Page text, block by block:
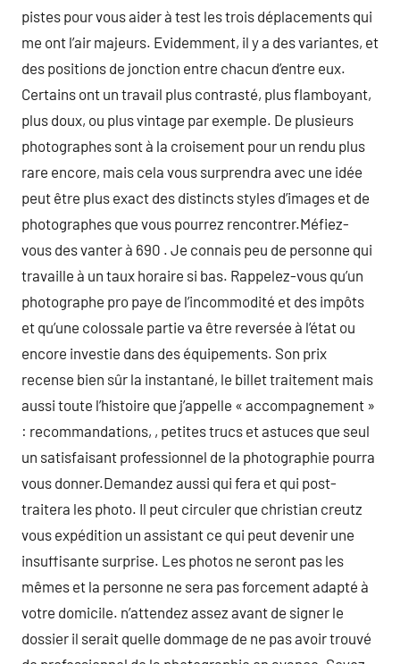
pistes pour vous aider à test les trois déplacements qui
me ont l’air majeurs. Evidemment, il y a des variantes, et
des positions de jonction entre chacun d’entre eux.
Certains ont un travail plus contrasté, plus flamboyant,
plus doux, ou plus vintage par exemple. De plusieurs
photographes sont à la croisement pour un rendu plus
rare encore, mais cela vous surprendra avec une idée
peut être plus exact des distincts styles d’images et de
photographes que vous pourrez rencontrer.Méfiez-
vous des vanter à 690 . Je connais peu de personne qui
travaille à un taux horaire si bas. Rappelez-vous qu’un
photographe pro paye de l’incommodité et des impôts
et qu’une colossale partie va être reversée à l’état ou
encore investie dans des équipements. Son prix
recense bien sûr la instantané, le billet traitement mais
aussi toute l’histoire que j’appelle « accompagnement »
: recommandations, , petites trucs et astuces que seul
un satisfaisant professionnel de la photographie pourra
vous donner.Demandez aussi qui fera et qui post-
traitera les photo. Il peut circuler que christian creutz
vous expédition un assistant ce qui peut devenir une
insuffisante surprise. Les photos ne seront pas les
mêmes et la personne ne sera pas forcement adapté à
votre domicile. n’attendez assez avant de signer le
dossier il serait quelle dommage de ne pas avoir trouvé